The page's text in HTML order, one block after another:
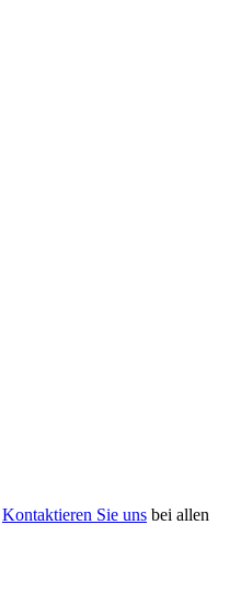
Kontaktieren Sie uns bei allen